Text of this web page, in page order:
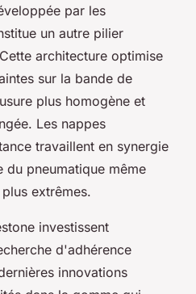
par les
un autre pilier
architecture optimise
sur la bande de
plus homogène et
Les nappes
travaillent en synergie
pneumatique même
extrêmes.
investissent
d'adhérence
innovations